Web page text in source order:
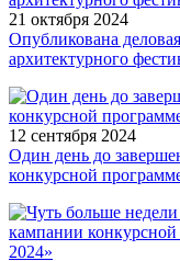
21 октября 2024
Опубликована
архитектурного
12 сентября 2024
Один день до
конкурсной